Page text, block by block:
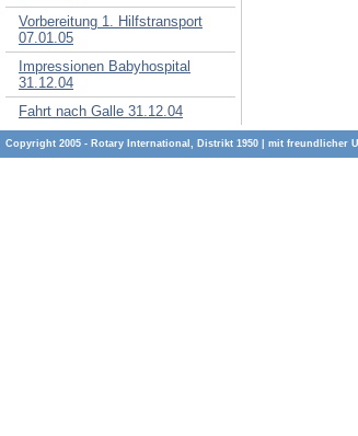
Vorbereitung 1. Hilfstransport
07.01.05
Impressionen Babyhospital
31.12.04
Fahrt nach Galle 31.12.04
Copyright 2005 - Rotary International, Distrikt 1950 | mit freundlicher